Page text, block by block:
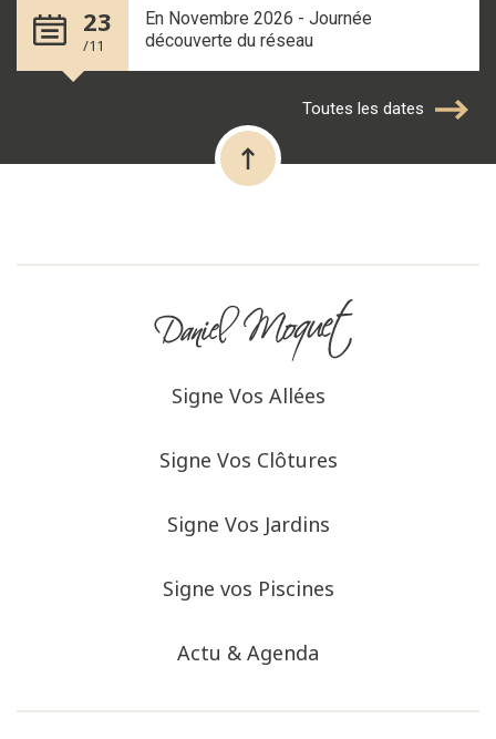
23
/11
En Novembre 2026 - Journée
découverte du réseau
Toutes les dates
Signe Vos Allées
Signe Vos Clôtures
Signe Vos Jardins
Signe vos Piscines
Actu & Agenda